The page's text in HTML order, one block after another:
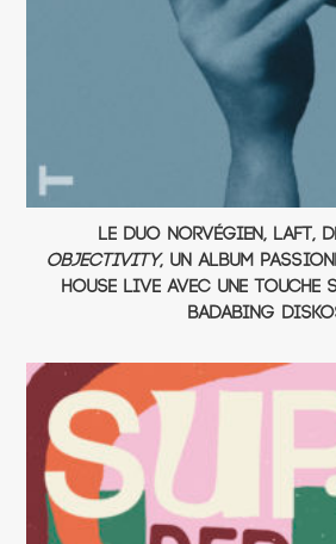
Le duo norvégien, LAFT,
Objectivity, un album
house live avec une touche
Badabing